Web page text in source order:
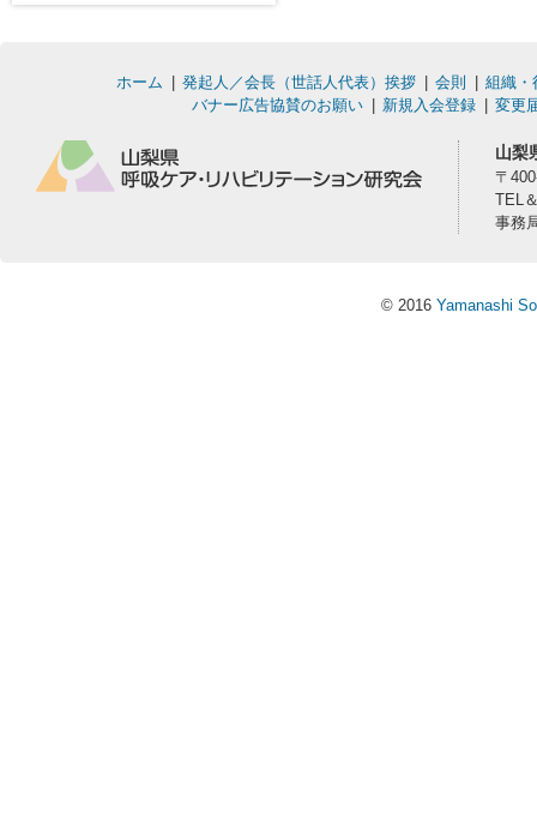
ホーム 発起人／会長（世話人代表）挨拶 会則
組織・
バナー広告協賛のお願い
新規入会登録 変更
山梨
〒
TEL
事務
© 2016 Yamanashi